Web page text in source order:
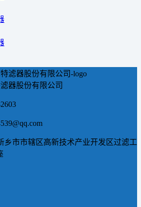
器股份有限公司
乡市市辖区高新技术产业开发区过滤工